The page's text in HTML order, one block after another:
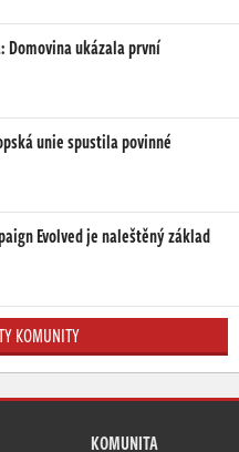
Domovina ukázala první
unie spustila povinné
Evolved je naleštěný základ
KOMUNITY
KOMUNITA